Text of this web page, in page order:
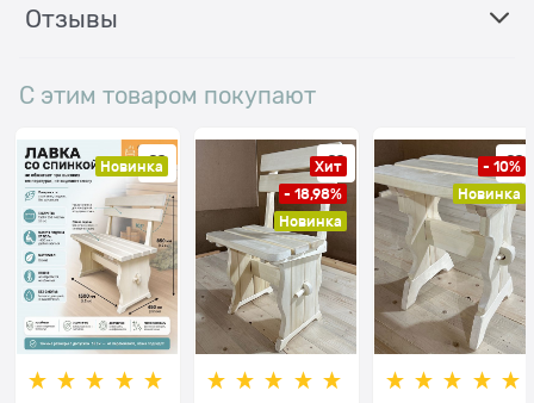
Отзывы
С этим товаром покупают
Новинка
Хит
- 18,98%
Новинка
- 10%
Новинка